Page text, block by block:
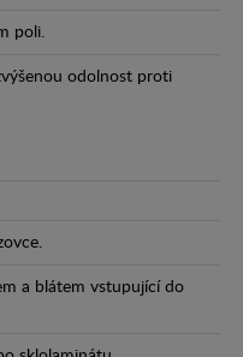
poli.
odolnost proti
a blátem vstupující do